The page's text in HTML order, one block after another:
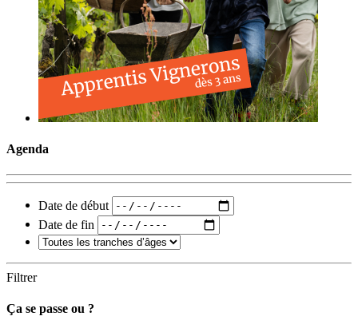
Agenda
Date de début
Date de fin
Filtrer
Ça se passe ou ?